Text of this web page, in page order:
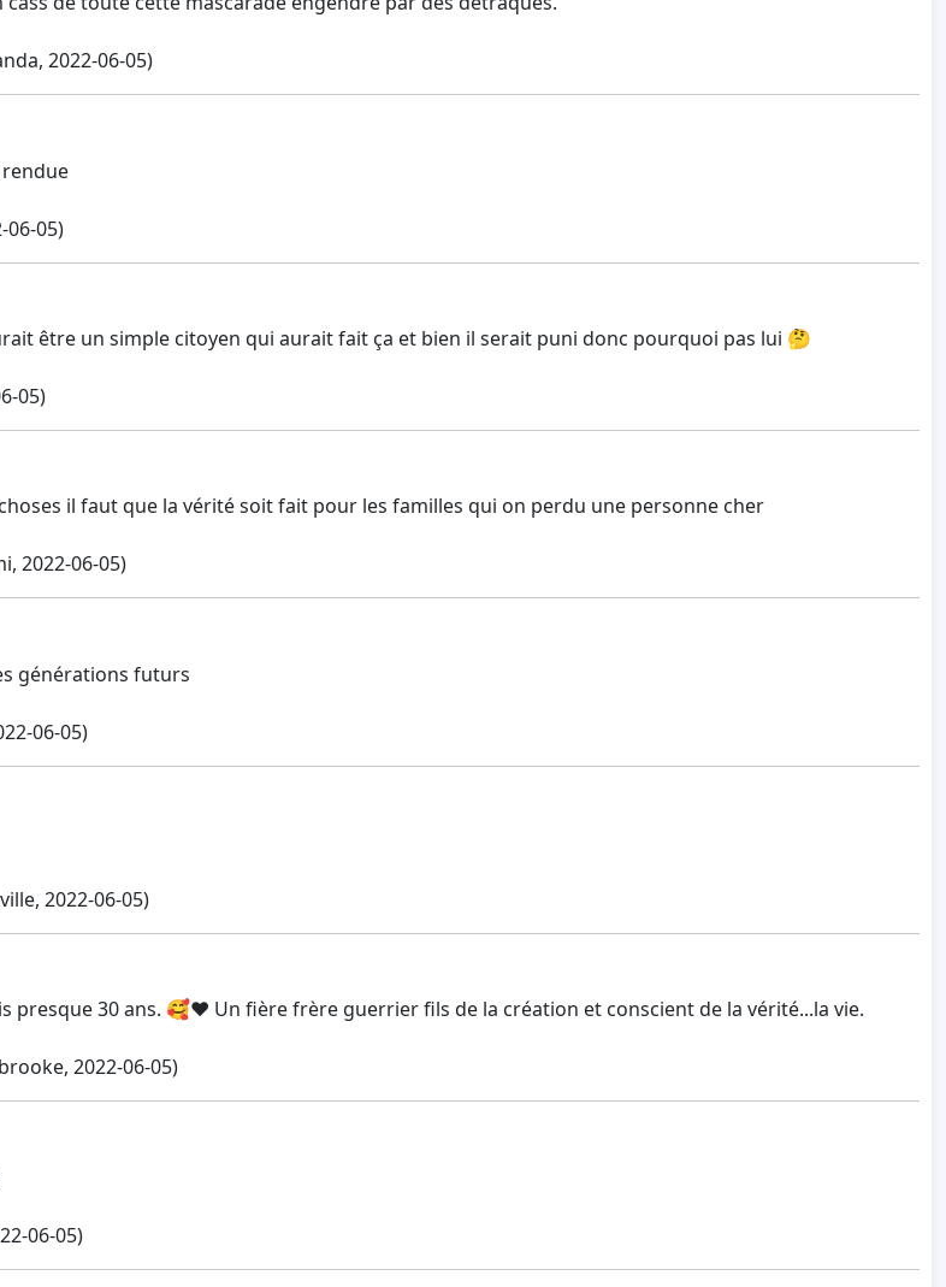
2022-06-05)
06-05)
être un simple citoyen qui aurait fait ça et bien il serait puni donc pourquoi pas lui 🤔
05)
il faut que la vérité soit fait pour les familles qui on perdu une personne cher
2022-06-05)
générations futurs
06-05)
2022-06-05)
presque 30 ans. 🥰❤ Un fière frère guerrier fils de la création et conscient de la vérité...la vie.
2022-06-05)
06-05)